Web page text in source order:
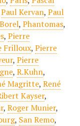
Paul Kervan, Paul
, Phantomas,
, Pierre
Frilloux, Pierre
, Pierre
, R.Kuhn,
Magritte, René
Kayser,
, Roger Munier,
, San Remo,